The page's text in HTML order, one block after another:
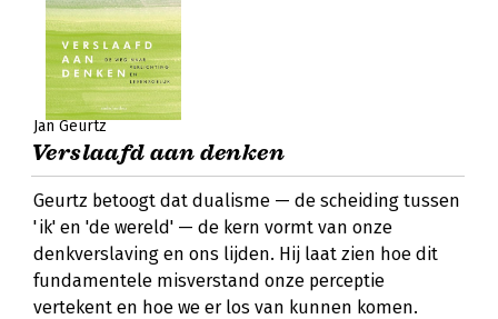
Jan Geurtz
Verslaafd aan denken
Geurtz betoogt dat dualisme — de scheiding tussen
'ik' en 'de wereld' — de kern vormt van onze
denkverslaving en ons lijden. Hij laat zien hoe dit
fundamentele misverstand onze perceptie
vertekent en hoe we er los van kunnen komen.